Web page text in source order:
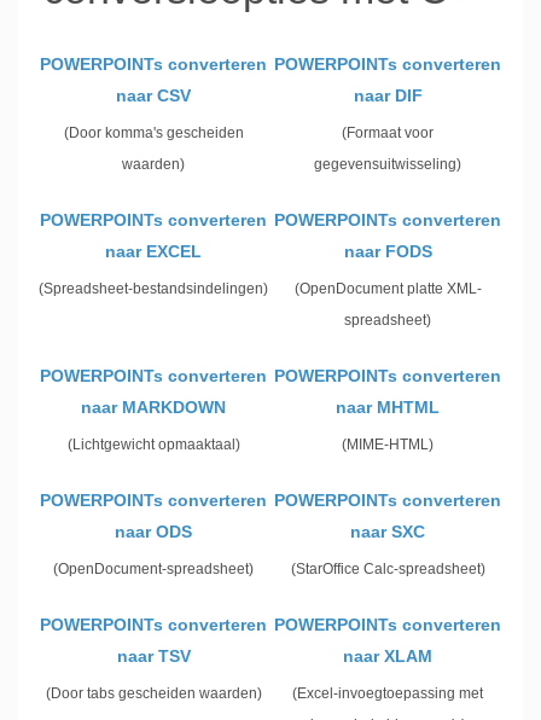
POWERPOINTs converteren
naar CSV
(Door komma's gescheiden
waarden)
POWERPOINTs converteren
naar DIF
(Formaat voor
gegevensuitwisseling)
POWERPOINTs converteren
naar EXCEL
(Spreadsheet-bestandsindelingen)
POWERPOINTs converteren
naar FODS
(OpenDocument platte XML-
spreadsheet)
POWERPOINTs converteren
naar MARKDOWN
(Lichtgewicht opmaaktaal)
POWERPOINTs converteren
naar MHTML
(MIME-HTML)
POWERPOINTs converteren
naar ODS
(OpenDocument-spreadsheet)
POWERPOINTs converteren
naar SXC
(StarOffice Calc-spreadsheet)
POWERPOINTs converteren
naar TSV
(Door tabs gescheiden waarden)
POWERPOINTs converteren
naar XLAM
(Excel-invoegtoepassing met